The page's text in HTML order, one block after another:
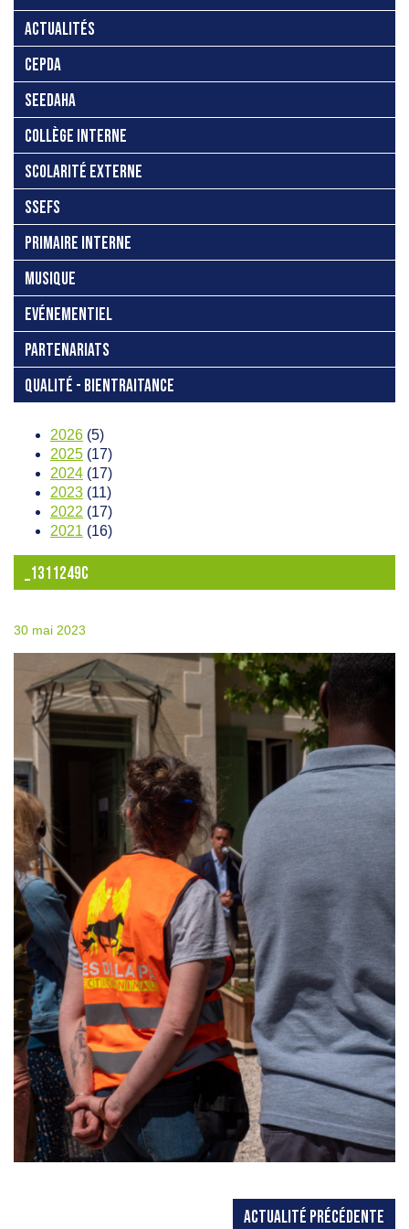
ACTUALITÉS
CEPDA
SEEDAHA
COLLÈGE INTERNE
SCOLARITÉ EXTERNE
SSEFS
PRIMAIRE INTERNE
MUSIQUE
EVÉNEMENTIEL
PARTENARIATS
QUALITÉ - BIENTRAITANCE
2026 (5)
2025 (17)
2024 (17)
2023 (11)
2022 (17)
2021 (16)
_1311249C
30 mai 2023
ACTUALITÉ PRÉCÉDENTE